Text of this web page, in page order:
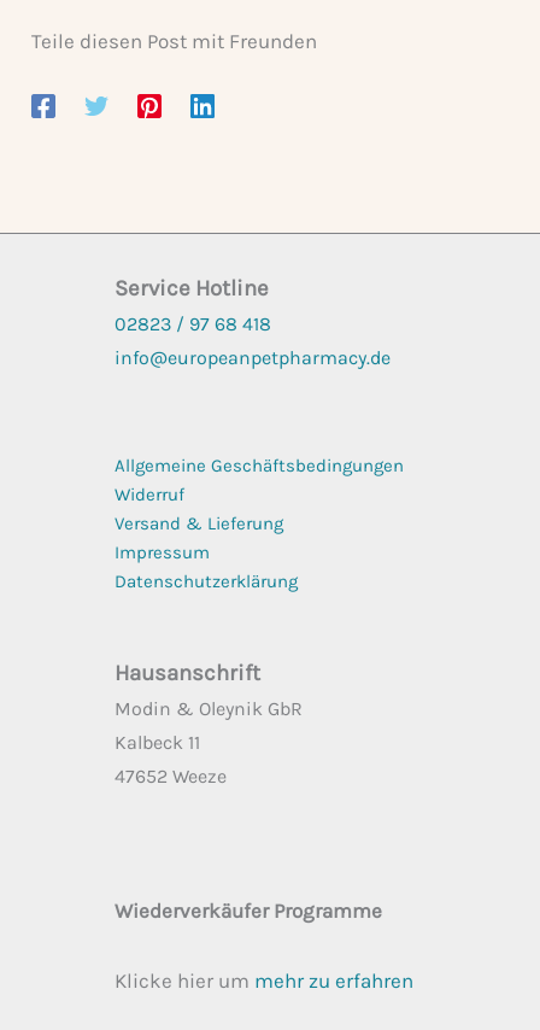
Teile diesen Post mit Freunden
Service Hotline
02823 / 97 68 418
info@europeanpetpharmacy.de
Allgemeine Geschäftsbedingungen
Widerruf
Versand & Lieferung
Impressum
Datenschutzerklärung
Hausanschrift
Modin & Oleynik GbR
Kalbeck 11
47652 Weeze
Wiederverkäufer Programme
Klicke hier um mehr zu erfahren